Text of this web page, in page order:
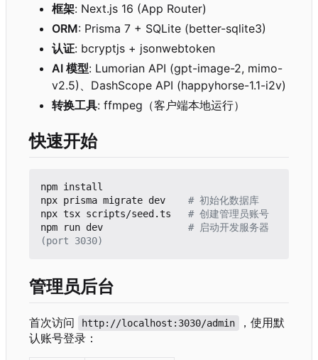
框架: Next.js 16 (App Router)
ORM: Prisma 7 + SQLite (better-sqlite3)
认证: bcryptjs + jsonwebtoken
AI 模型: Lumorian API (gpt-image-2, mimo-
v2.5)、DashScope API (happyhorse-1.1-i2v)
转换工具: ffmpeg （客户端本地运行）
快速开始
npm install
npx prisma migrate dev # 初始化数据库
npx tsx scripts/seed.ts # 创建管理员账号
npm run dev # 启动开发服务器
(port 3030)
管理员后台
首次访问 http://localhost:3030/admin
，使用默
认账号登录：